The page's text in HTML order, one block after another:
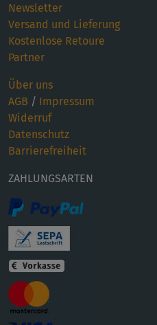
Newsletter
Versand und Lieferung
Kostenlose Retoure
Partner
Über uns
AGB / Impressum
Widerruf
Datenschutz
Barrierefreiheit
ZAHLUNGSARTEN